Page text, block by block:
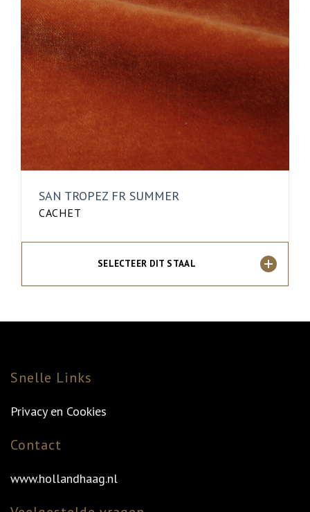
SAN TROPEZ FR SUMMER
CACHET
SELECTEER DIT STAAL
Snelle Links
Privacy en Cookies
Contact
www.hollandhaag.nl